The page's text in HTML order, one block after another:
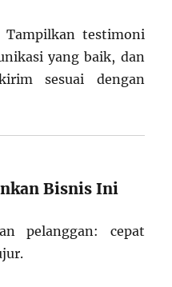
Tampilkan testimoni
yang baik, dan
sesuai dengan
Bisnis Ini
pelanggan: cepat